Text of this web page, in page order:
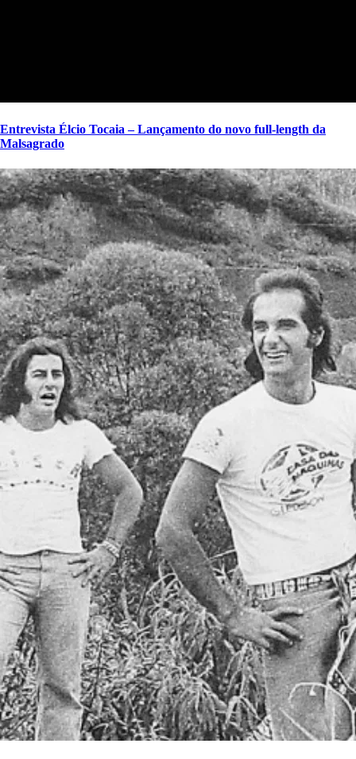
Entrevista Élcio Tocaia – Lançamento do novo full-length da
Malsagrado